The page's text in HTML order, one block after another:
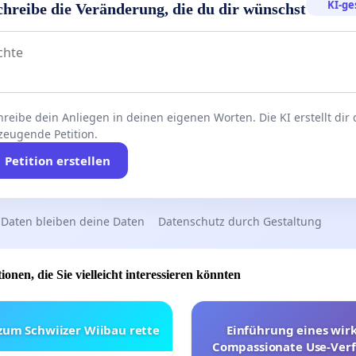
zum Football in Wels und zur Spielstätte in der
uns mit Eurer Unterschrift, damit wir bei der Stadt
unser Anliegen #gekommenumzubleiben mehr
die Veränderung, die du dir wünschst KI-
dein Anliegen in deinen eigenen Worten. Die KI erstellt dir
Petition.
Petition erstellen
bleiben deine Daten Datenschutz durch Gestaltung
die Sie vielleicht interessieren könnten
Schwiizer Wiibau rette
Einführung eines
Compassionate Use-